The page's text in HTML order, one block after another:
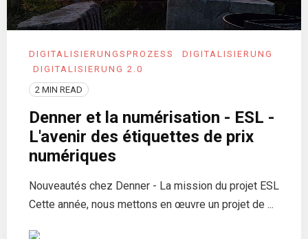
DIGITALISIERUNGSPROZESS
DIGITALISIERUNG
DIGITALISIERUNG 2.0
2 MIN READ
Denner et la numérisation - ESL -
L'avenir des étiquettes de prix
numériques
Nouveautés chez Denner - La mission du projet ESL
Cette année, nous mettons en œuvre un projet de ...